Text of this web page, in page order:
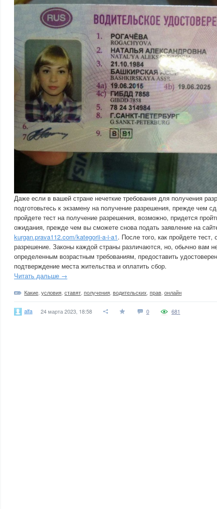
Даже если в вашей стране нечеткие требования для получения
подготовьтесь к экзамену на получение разрешения, прежде чем
пройдете тест на получение разрешения, возможно, придется
ожидания, прежде чем вы сможете снова подать заявление на
kurgan.prava112.com/kategorii-a-i-a1. После того, как пройдете тест,
разрешение. Законы каждой страны различаются, но, обычно вам
определенным возрастным требованиям, предоставить
подтверждение места жительства и оплатить сбор.
Читать дальше →
Какие условия ставят получения водительских прав онлайн
alfa 24 марта 2023, 18:58 0 681